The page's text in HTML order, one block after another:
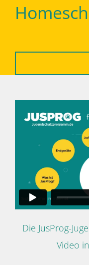
Die JusProg-
Video